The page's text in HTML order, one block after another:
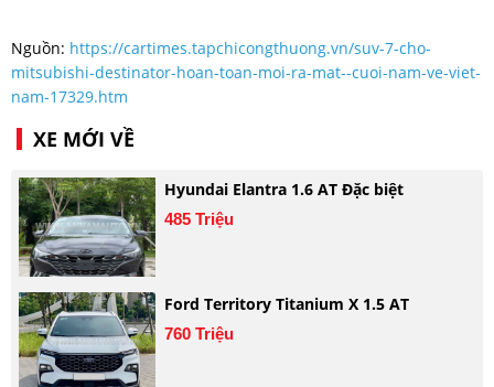
Nguồn: https://cartimes.tapchicongthuong.vn/suv-7-cho-
mitsubishi-destinator-hoan-toan-moi-ra-mat--cuoi-nam-ve-viet-
nam-17329.htm
XE MỚI VỀ
Hyundai Elantra 1.6 AT Đặc biệt
485 Triệu
Ford Territory Titanium X 1.5 AT
760 Triệu